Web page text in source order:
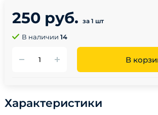
250 руб. за 1 шт
В наличии 14
В
Характеристики